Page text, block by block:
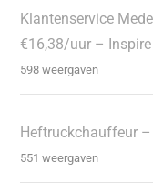
Klantenservice
€16,38/uur –
598 weergaven
Heftruckchauffeur
551 weergaven